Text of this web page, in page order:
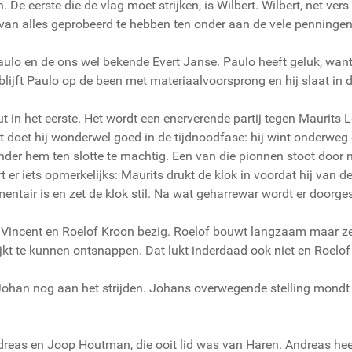
De eerste die de vlag moet strijken, is Wilbert. Wilbert, net
alles geprobeerd te hebben ten onder aan de vele
en de ons wel bekende Evert Janse. Paulo heeft geluk,
Paulo op de been met materiaalvoorsprong en hij slaat in
het eerste. Het wordt een enerverende partij tegen Maurits
hij wonderwel goed in de tijdnoodfase: hij wint
hem ten slotte te machtig. Een van die pionnen stoot
er iets opmerkelijks: Maurits drukt de klok in voordat hij van
is en zet de klok stil. Na wat geharrewar wordt er
en Roelof Kroon bezig. Roelof bouwt langzaam maar
te kunnen ontsnappen. Dat lukt inderdaad ook niet en
nog aan het strijden. Johans overwegende stelling
en Joop Houtman, die ooit lid was van Haren. Andreas